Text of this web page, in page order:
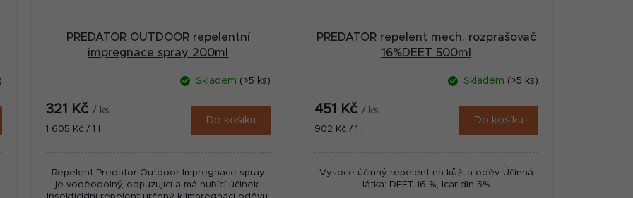
PREDATOR OUTDOOR repelentní
impregnace spray 200ml
Skladem (>5 ks)
321 Kč / ks
Měrná
1 605 Kč / 1 l
Do košíku
Repelent Predator Outdoor Impregnace spray
je voděodolný, odpuzující a má hubící účinek.
PREDATOR repelent mech. rozprašovač
16%DEET 500ml
Skladem (>5 ks)
451 Kč / ks
Měrná
902 Kč / 1 l
Do košíku
Vysoce účinný repelent na kůži a oděv. Účinná
látka: DEET 16 %, Icaridin 5%